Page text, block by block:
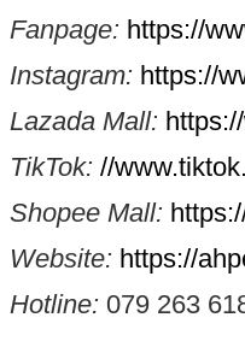
Fanpage: https://
Instagram: https://
Lazada Mall:
TikTok: //
Shopee Mall:
Website: https://
Hotline: 079 263